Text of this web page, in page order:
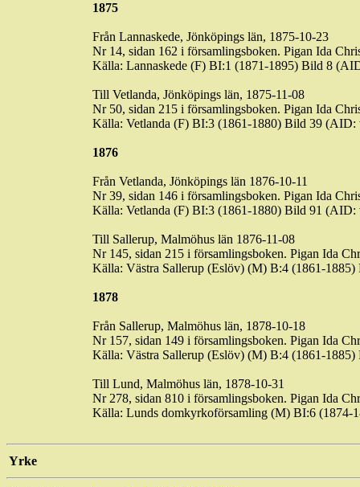
1875
Från Lannaskede, Jönköpings län, 1875-10-23
Nr 14, sidan 162 i församlingsboken. Pigan Ida
Källa: Lannaskede (F) BI:1 (1871-1895) Bild 8
Till Vetlanda, Jönköpings län, 1875-11-08
Nr 50, sidan 215 i församlingsboken. Pigan Ida
Källa: Vetlanda (F) BI:3 (1861-1880) Bild 39
1876
Från Vetlanda, Jönköpings län 1876-10-11
Nr 39, sidan 146 i församlingsboken. Pigan Ida
Källa: Vetlanda (F) BI:3 (1861-1880) Bild 91
Till Sallerup, Malmöhus län 1876-11-08
Nr 145, sidan 215 i församlingsboken. Pigan Ida
Källa: Västra Sallerup (Eslöv) (M) B:4 (1861-
1878
Från Sallerup, Malmöhus län, 1878-10-18
Nr 157, sidan 149 i församlingsboken. Pigan Ida
Källa: Västra Sallerup (Eslöv) (M) B:4 (1861-
Till Lund, Malmöhus län, 1878-10-31
Nr 278, sidan 810 i församlingsboken. Pigan Ida
Källa: Lunds domkyrkoförsamling (M) BI:6 (1874-
Yrke